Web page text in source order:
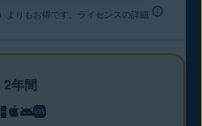
よりもお得です。ライセンスの詳細
2年間